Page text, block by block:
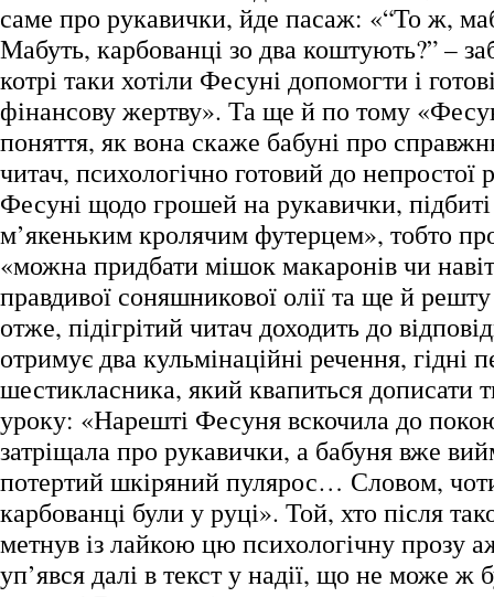
саме про рукавички, йде пасаж: «“То ж,
Мабуть, карбованці зо два коштують?” –
котрі таки хотіли Фесуні допомогти і
фінансову жертву». Та ще й по тому
поняття, як вона скаже бабуні про
читач, психологічно готовий до непростої
Фесуні щодо грошей на рукавички,
м’якеньким кролячим футерцем», тобто
«можна придбати мішок макаронів чи
правдивої соняшникової олії та ще й
отже, підігрітий читач доходить до
отримує два кульмінаційні речення, гідні
шестикласника, який квапиться дописати
уроку: «Нарешті Фесуня вскочила до
затріщала про рукавички, а бабуня вже
потертий шкіряний пулярос… Словом,
карбованці були у руці». Той, хто після
метнув із лайкою цю психологічну прозу
уп’явся далі в текст у надії, що не може ж